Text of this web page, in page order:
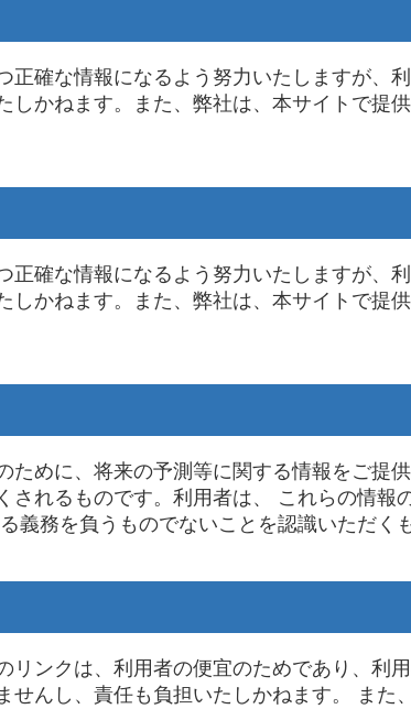
正確な情報になるよう努力いたしますが、
しかねます。また、弊社は、本サイトで提
正確な情報になるよう努力いたしますが、
しかねます。また、弊社は、本サイトで提
ために、将来の予測等に関する情報をご提
されるものです。利用者は、 これらの情
義務を負うものでないことを認識いただく
リンクは、利用者の便宜のためであり、利
せんし、責任も負担いたしかねます。 ま